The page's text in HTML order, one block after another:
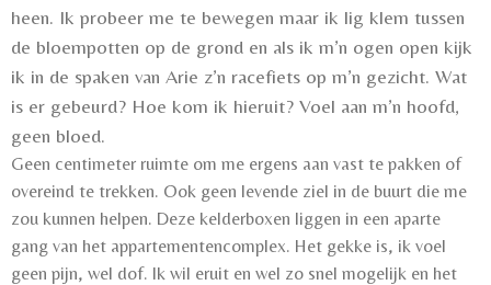
heen. Ik probeer me te bewegen maar ik lig klem tussen
de bloempotten op de grond en als ik m’n ogen open kijk
ik in de spaken van Arie z’n racefiets op m’n gezicht. Wat
is er gebeurd? Hoe kom ik hieruit? Voel aan m’n hoofd,
geen bloed.
Geen centimeter ruimte om me ergens aan vast te pakken of
overeind te trekken. Ook geen levende ziel in de buurt die me
zou kunnen helpen. Deze kelderboxen liggen in een aparte
gang van het appartementencomplex. Het gekke is, ik voel
geen pijn, wel dof. Ik wil eruit en wel zo snel mogelijk en het